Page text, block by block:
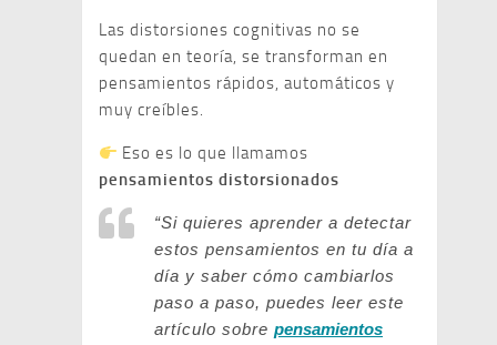
Las distorsiones cognitivas no se
quedan en teoría, se transforman en
pensamientos rápidos, automáticos y
muy creíbles.
Eso es lo que llamamos
pensamientos distorsionados
“Si quieres aprender a detectar
estos pensamientos en tu día a
día y saber cómo cambiarlos
paso a paso, puedes leer este
artículo sobre pensamientos